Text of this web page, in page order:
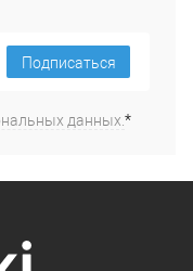
Подписаться
данных.*